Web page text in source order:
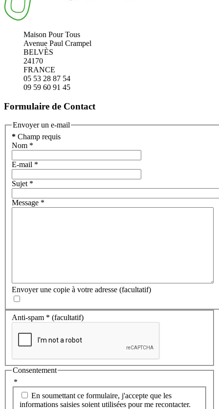
Maison Pour Tous
Avenue Paul Crampel
BELVÈS
24170
FRANCE
05 53 28 87 54
09 59 60 91 45
Formulaire de Contact
Envoyer un e-mail
* Champ requis
Nom *
E-mail *
Sujet *
Message *
Envoyer une copie à votre adresse (facultatif)
Anti-spam * (facultatif)
Consentement
*
informations saisies soient utilisées pour me recontacter.